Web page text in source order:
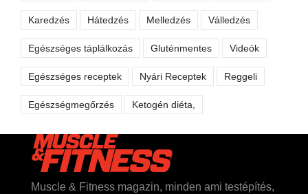
Karedzés Hátedzés Melledzés Válledzés
Egészséges táplálkozás Gluténmentes Videók
Egészséges receptek Nyári Receptek Reggeli
Egészségmegőrzés Ketogén diéta,
Muscle & Fitness magazin, minden ami testépítés,